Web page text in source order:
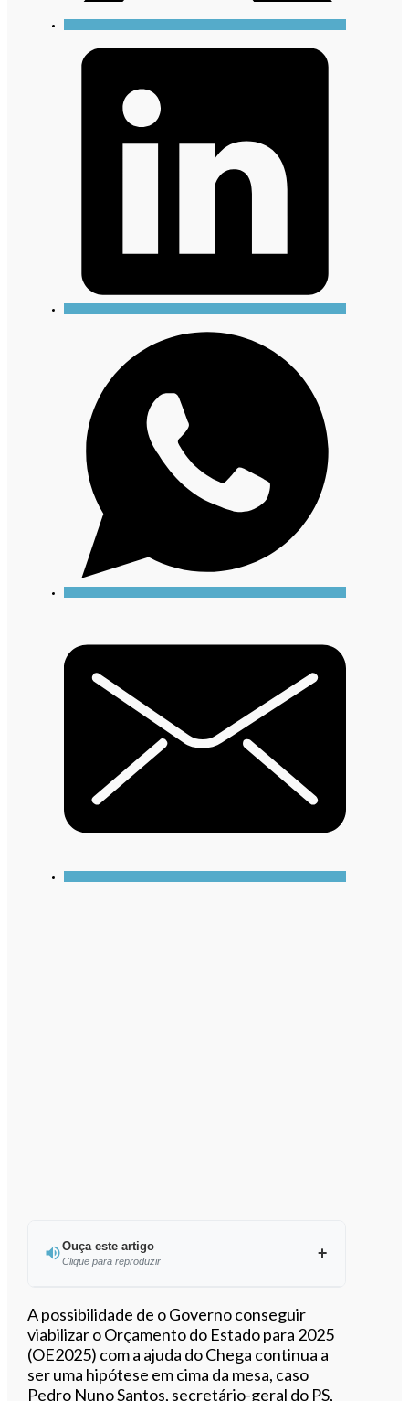
Ouça este artigo
Clique para reproduzir
Ouvir este artigo
A possibilidade de o Governo conseguir
viabilizar o Orçamento do Estado para 2025
(OE2025) com a ajuda do Chega continua a
ser uma hipótese em cima da mesa, caso
Pedro Nuno Santos, secretário-geral do PS,